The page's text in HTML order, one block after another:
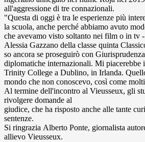
all'aggressione di tre connazionali.
"Questa di oggi è tra le esperienze più
la scuola, anche perché abbiamo avuto
che avevamo visto soltanto nei film o in tv
Alessia Gazzano della classe quinta
so ancora se proseguirò con
diplomatiche internazionali. Mi piacerebbe
Trinity College a Dublino, in Irlanda.
mondo che non conoscevo, così come
Al termine dell'incontro al Vieusseux, gli
rivolgere domande al
giudice, che ha risposto anche alle tante
sentenze.
Si ringrazia Alberto Ponte, giornalista
allievo Vieusseux.